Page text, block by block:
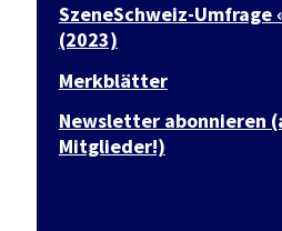
SzeneSchweiz-Umfrage
(2023)
Merkblätter
Newsletter abonnieren
Mitglieder!)